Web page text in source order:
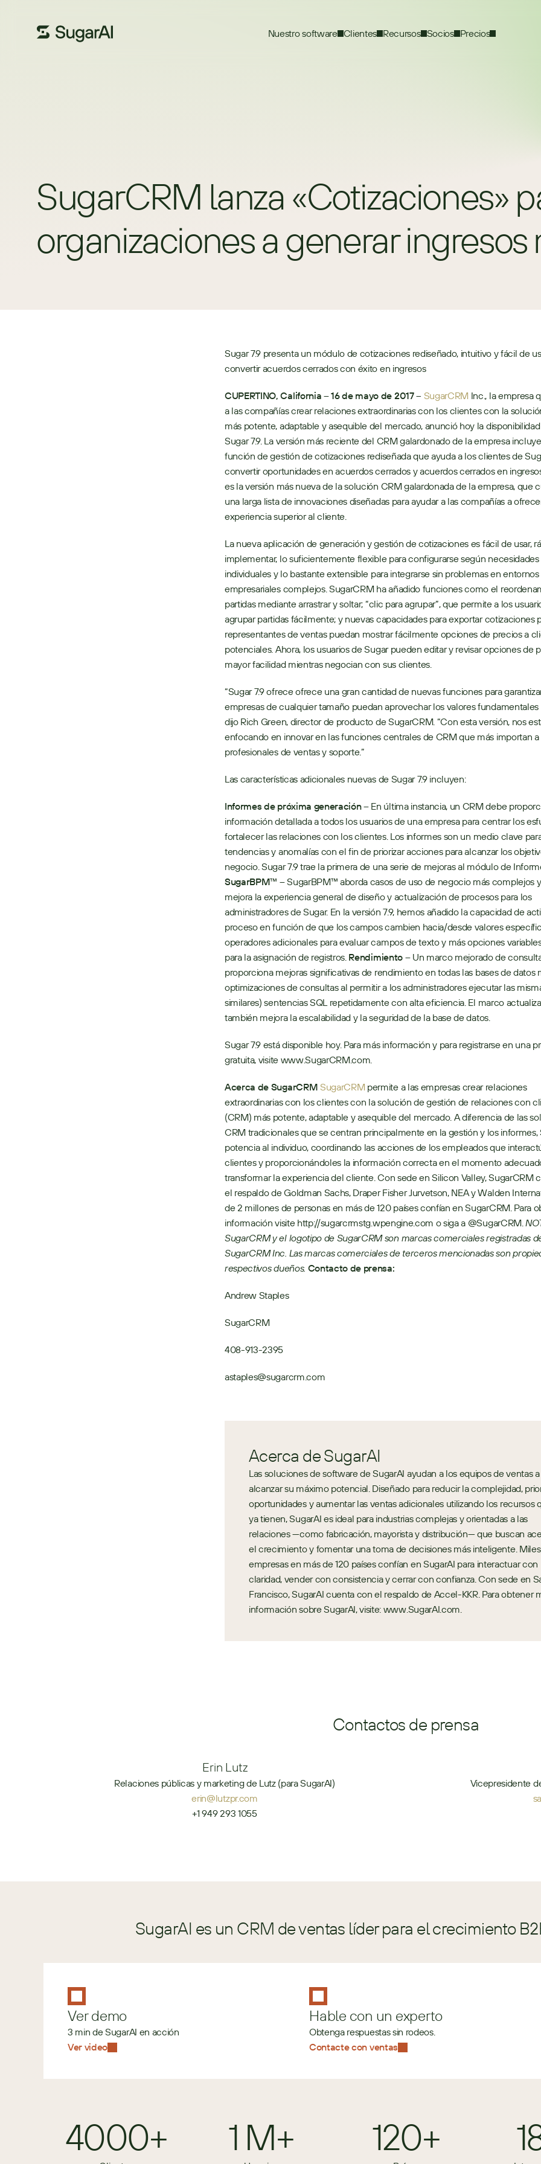
Nuestro software Clientes Recursos Socios Precios
SugarCRM lanza «Cotizaciones»
organizaciones a generar ingresos
Sugar 7.9 presenta un módulo de cotizaciones rediseñado, intuitivo y fácil de
convertir acuerdos cerrados con éxito en ingresos
CUPERTINO, California – 16 de mayo de 2017 – SugarCRM Inc., la empresa
a las compañías crear relaciones extraordinarias con los clientes con la
más potente, adaptable y asequible del mercado, anunció hoy la
Sugar 7.9. La versión más reciente del CRM galardonado de la empresa
función de gestión de cotizaciones rediseñada que ayuda a los clientes de
convertir oportunidades en acuerdos cerrados y acuerdos cerrados en
es la versión más nueva de la solución CRM galardonada de la empresa, que
una larga lista de innovaciones diseñadas para ayudar a las compañías a
experiencia superior al cliente.
La nueva aplicación de generación y gestión de cotizaciones es fácil de usar,
implementar, lo suficientemente flexible para configurarse según necesidades
individuales y lo bastante extensible para integrarse sin problemas en entornos
empresariales complejos. SugarCRM ha añadido funciones como el
partidas mediante arrastrar y soltar; “clic para agrupar”, que permite a los
agrupar partidas fácilmente; y nuevas capacidades para exportar cotizaciones
representantes de ventas puedan mostrar fácilmente opciones de precios a
potenciales. Ahora, los usuarios de Sugar pueden editar y revisar opciones de
mayor facilidad mientras negocian con sus clientes.
“Sugar 7.9 ofrece ofrece una gran cantidad de nuevas funciones para
empresas de cualquier tamaño puedan aprovechar los valores fundamentales
dijo Rich Green, director de producto de SugarCRM. “Con esta versión, nos
enfocando en innovar en las funciones centrales de CRM que más importan a
profesionales de ventas y soporte.”
Las características adicionales nuevas de Sugar 7.9 incluyen:
Informes de próxima generación – En última instancia, un CRM debe
información detallada a todos los usuarios de una empresa para centrar los
fortalecer las relaciones con los clientes. Los informes son un medio clave
tendencias y anomalías con el fin de priorizar acciones para alcanzar los
SugarBPM™ – SugarBPM™ aborda casos de uso de negocio más complejos
mejora la experiencia general de diseño y actualización de procesos para los
administradores de Sugar. En la versión 7.9, hemos añadido la capacidad de
proceso en función de que los campos cambien hacia/desde valores
operadores adicionales para evaluar campos de texto y más opciones
para la asignación de registros. Rendimiento – Un marco mejorado de
proporciona mejoras significativas de rendimiento en todas las bases de datos
optimizaciones de consultas al permitir a los administradores ejecutar las
similares) sentencias SQL repetidamente con alta eficiencia. El marco
también mejora la escalabilidad y la seguridad de la base de datos.
Sugar 7.9 está disponible hoy. Para más información y para registrarse en una
gratuita, visite www.SugarCRM.com.
Acerca de SugarCRM SugarCRM permite a las empresas crear relaciones
extraordinarias con los clientes con la solución de gestión de relaciones con
(CRM) más potente, adaptable y asequible del mercado. A diferencia de las
CRM tradicionales que se centran principalmente en la gestión y los informes,
potencia al individuo, coordinando las acciones de los empleados que
clientes y proporcionándoles la información correcta en el momento
transformar la experiencia del cliente. Con sede en Silicon Valley, SugarCRM
el respaldo de Goldman Sachs, Draper Fisher Jurvetson, NEA y Walden
de 2 millones de personas en más de 120 países confían en SugarCRM. Para
información visite http://sugarcrmstg.wpengine.com o siga a @SugarCRM.
SugarCRM y el logotipo de SugarCRM son marcas comerciales registradas
SugarCRM Inc. Las marcas comerciales de terceros mencionadas son
respectivos dueños. Contacto de prensa:
Andrew Staples
SugarCRM
408-913-2395
astaples@sugarcrm.com
Acerca de SugarAI
Las soluciones de software de SugarAI ayudan a los equipos de ventas a
alcanzar su máximo potencial. Diseñado para reducir la complejidad,
oportunidades y aumentar las ventas adicionales utilizando los recursos
ya tienen, SugarAI es ideal para industrias complejas y orientadas a las
relaciones —como fabricación, mayorista y distribución— que buscan
el crecimiento y fomentar una toma de decisiones más inteligente.
empresas en más de 120 países confían en SugarAI para interactuar con
claridad, vender con consistencia y cerrar con confianza. Con sede en
Francisco, SugarAI cuenta con el respaldo de Accel-KKR. Para obtener
información sobre SugarAI, visite: www.SugarAI.com.
Contactos de prensa
Erin Lutz
Relaciones públicas y marketing de Lutz (para SugarAI)
erin@lutzpr.com
+1 949 293 1055
Vicepresidente
SugarAI es un CRM de ventas líder para el crecimiento
Ver demo
3 min de SugarAI en acción
Ver video
Hable con un experto
Obtenga respuestas sin rodeos.
Contacte con ventas
4000+ 1 M+ 120+